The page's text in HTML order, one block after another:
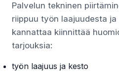
Palvelun tekninen
riippuu työn laajuudesta
kannattaa kiinnittää
tarjouksia:
työn laajuus ja kesto